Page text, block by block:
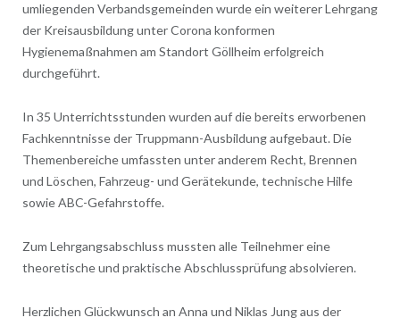
umliegenden Verbandsgemeinden wurde ein weiterer Lehrgang
der Kreisausbildung unter Corona konformen
Hygienemaßnahmen am Standort Göllheim erfolgreich
durchgeführt.
In 35 Unterrichtsstunden wurden auf die bereits erworbenen
Fachkenntnisse der Truppmann-Ausbildung aufgebaut. Die
Themenbereiche umfassten unter anderem Recht, Brennen
und Löschen, Fahrzeug- und Gerätekunde, technische Hilfe
sowie ABC-Gefahrstoffe.
Zum Lehrgangsabschluss mussten alle Teilnehmer eine
theoretische und praktische Abschlussprüfung absolvieren.
Herzlichen Glückwunsch an Anna und Niklas Jung aus der